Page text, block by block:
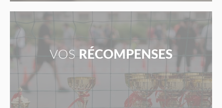
VOS RÉCOMPENSES